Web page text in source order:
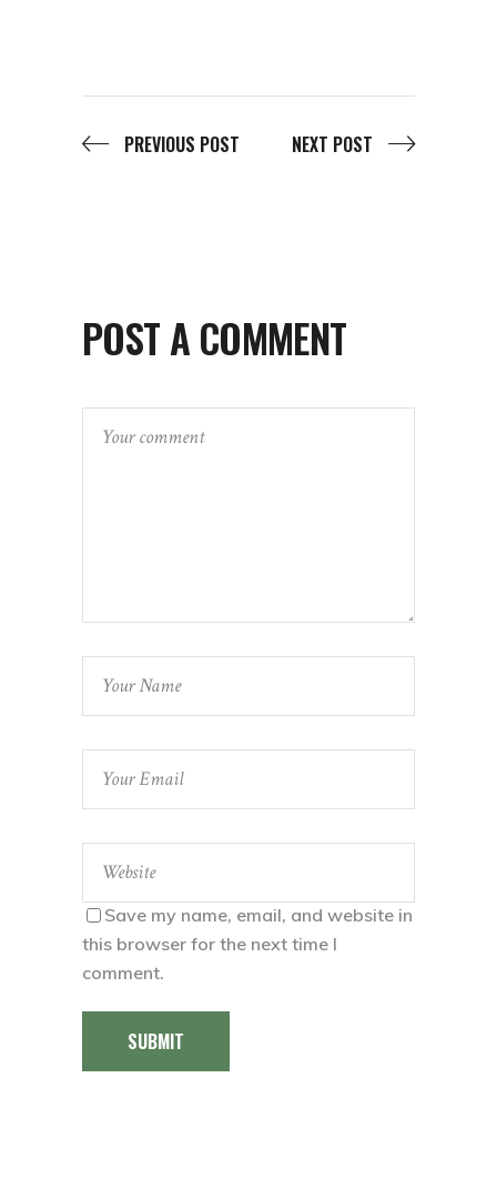
PREVIOUS POST NEXT POST
POST A COMMENT
Save my name, email, and website in
this browser for the next time I
comment.
SUBMIT